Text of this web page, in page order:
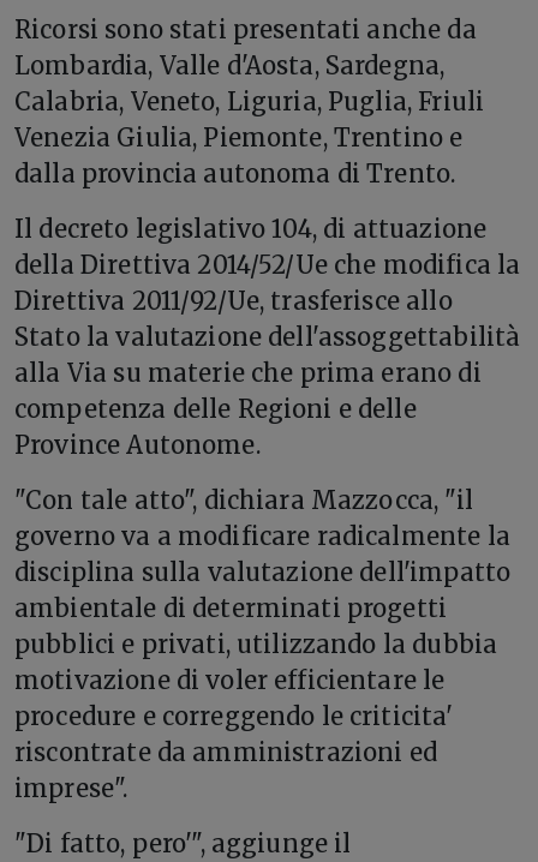
Ricorsi sono stati presentati anche da
Lombardia, Valle d'Aosta, Sardegna,
Calabria, Veneto, Liguria, Puglia, Friuli
Venezia Giulia, Piemonte, Trentino e
dalla provincia autonoma di Trento.
Il decreto legislativo 104, di attuazione
della Direttiva 2014/52/Ue che modifica la
Direttiva 2011/92/Ue, trasferisce allo
Stato la valutazione dell'assoggettabilità
alla Via su materie che prima erano di
competenza delle Regioni e delle
Province Autonome.
"Con tale atto", dichiara Mazzocca, "il
governo va a modificare radicalmente la
disciplina sulla valutazione dell'impatto
ambientale di determinati progetti
pubblici e privati, utilizzando la dubbia
motivazione di voler efficientare le
procedure e correggendo le criticita'
riscontrate da amministrazioni ed
imprese".
"Di fatto, pero'", aggiunge il